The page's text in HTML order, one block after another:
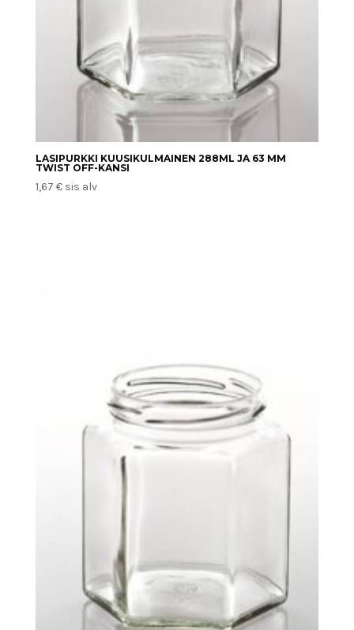
LASIPURKKI KUUSIKULMAINEN 288ML JA 63 MM
TWIST OFF-KANSI
1,67 € sis alv